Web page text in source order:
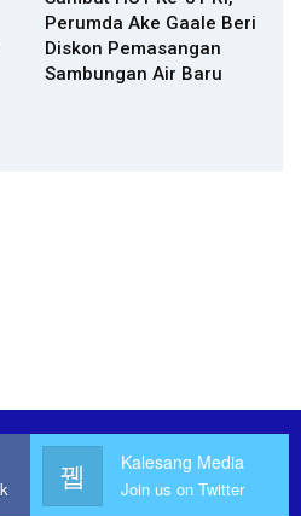
Perumda Ake Gaale Beri
Diskon Pemasangan
Sambungan Air Baru
Kalesang Media
Join us on Twitter